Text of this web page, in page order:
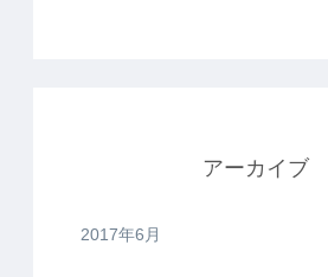
アーカイブ
2017年6月